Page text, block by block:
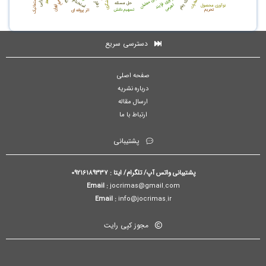
نوآوری محصول حل مسئله
اثر پروانه ای اهرمی تهران تسهیم دانش
استخدام
تحريم
دسترسی سریع
صفحه اصلی
درباره نشریه
ارسال مقاله
ارتباط با ما
پشتیبانی
پشتیبانی واتس آپ/ تلگرام/ ایتا : 09216189337
Email :jocrimas@gmail.com
Email :info@jocrimas.ir
مجوز کپی رایت